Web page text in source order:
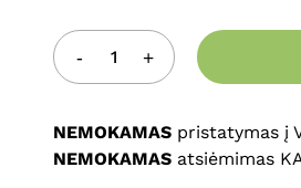
NEMOKAMAS pristatymas į
NEMOKAMAS atsiėmimas
Pavadinimas